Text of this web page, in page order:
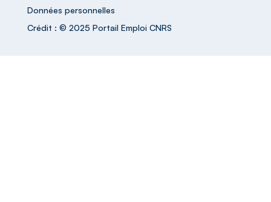
Données personnelles
Crédit : © 2025 Portail Emploi CNRS